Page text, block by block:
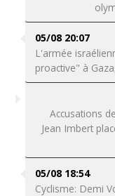
05/08 20:07
L'armée
proactive" à
Accusations
Jean Imbert
05/08 18:54
Cyclisme: Demi